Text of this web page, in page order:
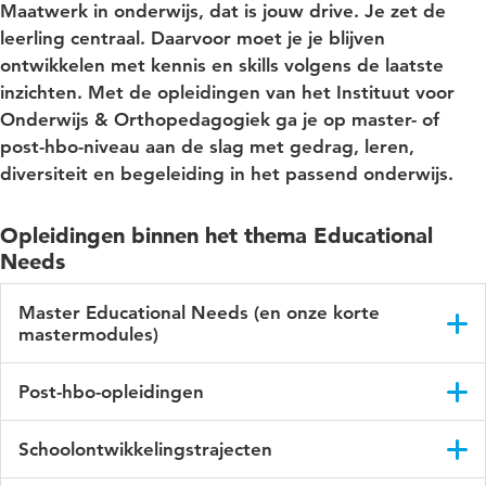
Maatwerk in onderwijs, dat is jouw drive. Je zet de
leerling centraal. Daarvoor moet je je blijven
ontwikkelen met kennis en skills volgens de laatste
inzichten. Met de opleidingen van het Instituut voor
Onderwijs & Orthopedagogiek ga je op master- of
post-hbo-niveau aan de slag met gedrag, leren,
diversiteit en begeleiding in het passend onderwijs.
Opleidingen binnen het thema Educational
Needs
Master Educational Needs (en onze korte
mastermodules)
afgestemd zijn op hun mogelijkheden en talenten? Onze
deeltijd Master Educational Needs geeft je een
wetenschappelijke en orthopedagogische verdieping met de
Post-hbo-opleidingen
en hiermee aan de slag in jouw klas? Of begeleid jij
nieuwkomers? Onze korte post-hbo-opleidingen geven jou de
Schoolontwikkelingstrajecten